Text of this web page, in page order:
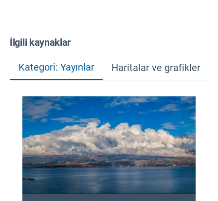
İlgili kaynaklar
Kategori: Yayınlar Haritalar ve grafikler